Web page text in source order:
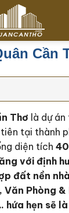
Cần
Thơ là dự
tại thành
diện tích
với định
đất nền
Văn Phòng &
hứa hẹn sẽ